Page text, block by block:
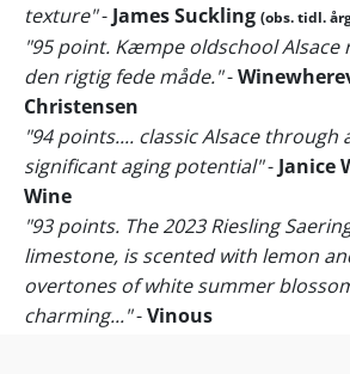
texture"- James Suckling (obs. tidl.
"95 point. Kæmpe oldschool Alsace
den rigtig fede måde."-
Christensen
"94 points.... classic Alsace
significant aging potential"- Janice
Wine
"93 points. The 2023 Riesling
limestone, is scented with lemon
overtones of white summer
charming..."-Vinous